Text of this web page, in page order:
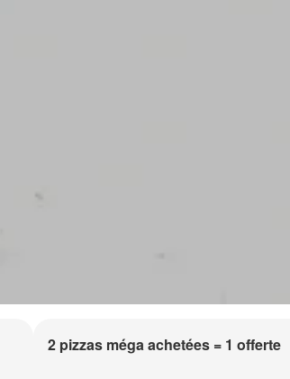
2 pizzas méga achetées = 1 offerte